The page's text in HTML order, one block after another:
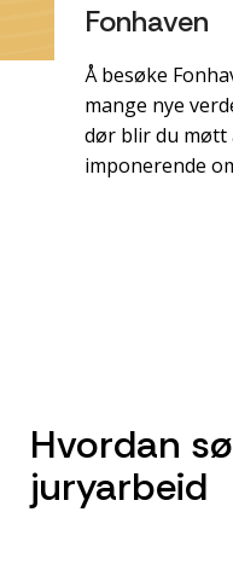
Fonhaven
Å besøke
mange nye
dør blir du møtt
imponerende
Hvordan
juryarbeid